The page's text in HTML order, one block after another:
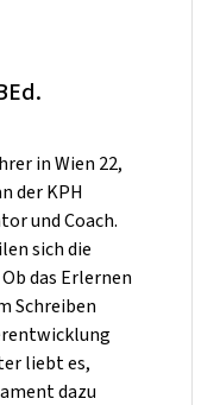
in Wien 22,
der KPH
und Coach.
sich die
das Erlernen
Schreiben
liebt es,
dazu